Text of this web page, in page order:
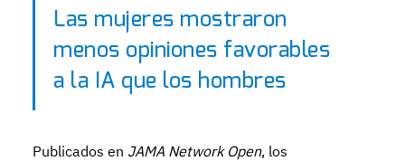
Las mujeres mostraron
menos opiniones favorables
a la IA que los hombres
Publicados en JAMA Network Open, los